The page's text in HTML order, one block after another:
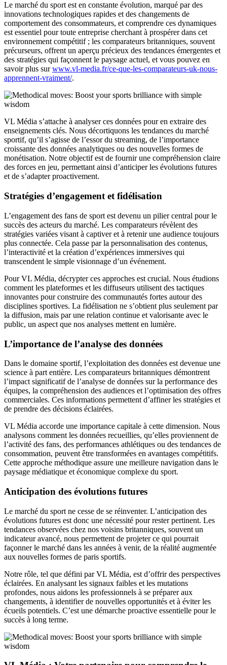
Le marché du sport est en constante évolution, marqué par des
innovations technologiques rapides et des changements de
comportement des consommateurs, et comprendre ces dynamiques
est essentiel pour toute entreprise cherchant à prospérer dans cet
environnement compétitif ; les comparateurs britanniques, souvent
précurseurs, offrent un aperçu précieux des tendances émergentes et
des stratégies qui façonnent le paysage actuel, et vous pouvez en
savoir plus surwww.vl-media.fr/ce-que-les-comparateurs-uk-nous-
apprennent-vraiment/.
VL Média s’attache à analyser ces données pour en extraire des
enseignements clés. Nous décortiquons les tendances du marché
sportif, qu’il s’agisse de l’essor du streaming, de l’importance
croissante des données analytiques ou des nouvelles formes de
monétisation. Notre objectif est de fournir une compréhension claire
des forces en jeu, permettant ainsi d’anticiper les évolutions futures
et de s’adapter proactivement.
Stratégies d’engagement et fidélisation
L’engagement des fans de sport est devenu un pilier central pour le
succès des acteurs du marché. Les comparateurs révèlent des
stratégies variées visant à captiver et à retenir une audience toujours
plus connectée. Cela passe par la personnalisation des contenus,
l’interactivité et la création d’expériences immersives qui
transcendent le simple visionnage d’un événement.
Pour VL Média, décrypter ces approches est crucial. Nous étudions
comment les plateformes et les diffuseurs utilisent des tactiques
innovantes pour construire des communautés fortes autour des
disciplines sportives. La fidélisation ne s’obtient plus seulement par
la diffusion, mais par une relation continue et valorisante avec le
public, un aspect que nos analyses mettent en lumière.
L’importance de l’analyse des données
Dans le domaine sportif, l’exploitation des données est devenue une
science à part entière. Les comparateurs britanniques démontrent
l’impact significatif de l’analyse de données sur la performance des
équipes, la compréhension des audiences et l’optimisation des offres
commerciales. Ces informations permettent d’affiner les stratégies et
de prendre des décisions éclairées.
VL Média accorde une importance capitale à cette dimension. Nous
analysons comment les données recueillies, qu’elles proviennent de
l’activité des fans, des performances athlétiques ou des tendances de
consommation, peuvent être transformées en avantages compétitifs.
Cette approche méthodique assure une meilleure navigation dans le
paysage médiatique et économique complexe du sport.
Anticipation des évolutions futures
Le marché du sport ne cesse de se réinventer. L’anticipation des
évolutions futures est donc une nécessité pour rester pertinent. Les
tendances observées chez nos voisins britanniques, souvent un
indicateur avancé, nous permettent de projeter ce qui pourrait
façonner le marché dans les années à venir, de la réalité augmentée
aux nouvelles formes de paris sportifs.
Notre rôle, tel que défini par VL Média, est d’offrir des perspectives
éclairées. En analysant les signaux faibles et les mutations
profondes, nous aidons les professionnels à se préparer aux
changements, à identifier de nouvelles opportunités et à éviter les
écueils potentiels. C’est une démarche proactive essentielle pour le
succès à long terme.